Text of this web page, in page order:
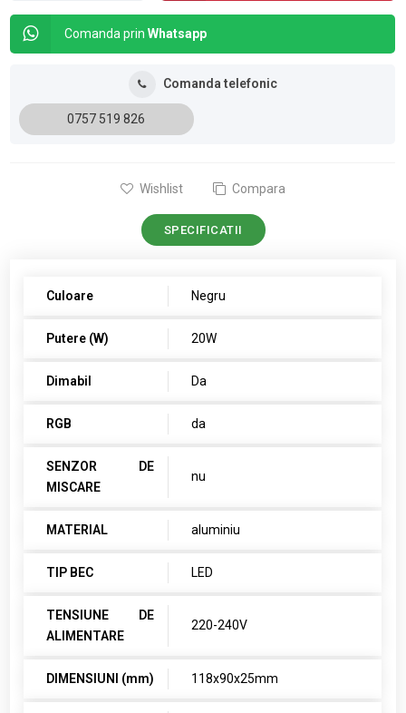
Comanda prinWhatsapp
Comanda telefonic
0757 519 826
Wishlist Compara
SPECIFICATII
Culoare Negru
Putere (W) 20W
Dimabil Da
RGB da
SENZOR DE
MISCARE
nu
MATERIAL aluminiu
TIP BEC LED
TENSIUNE DE
ALIMENTARE
220-240V
DIMENSIUNI (mm) 118x90x25mm